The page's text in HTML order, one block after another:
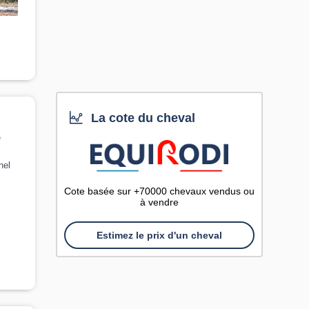
La cote du cheval
Cote basée sur +70000 chevaux vendus ou
à vendre
Estimez le prix d'un cheval